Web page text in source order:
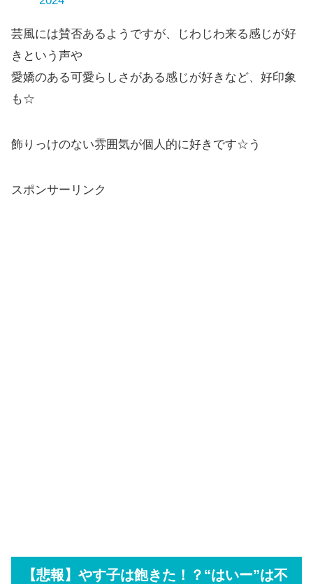
芸風には賛否あるようですが、じわじわ来る感じが好
きという声や
愛嬌のある可愛らしさがある感じが好きなど、好印象
も☆
飾りっけのない雰囲気が個人的に好きです☆う
スポンサーリンク
【悲報】やす子は飽きた！？“はいー”は不